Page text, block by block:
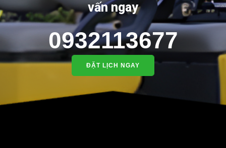
vấn ngay
0932113677
ĐẶT LỊCH NGAY